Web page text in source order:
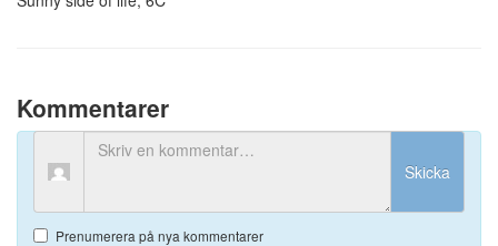
Kommentarer
Skicka
Prenumerera på nya kommentarer